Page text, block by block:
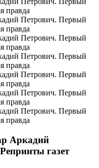
Аркадий
газет